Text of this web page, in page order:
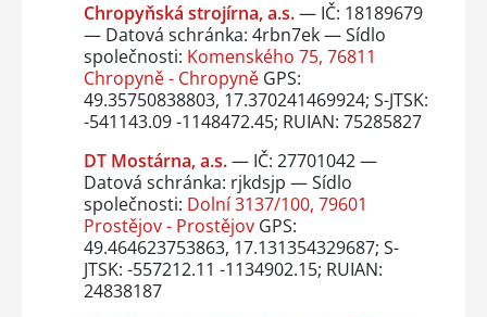
Chropyňská strojírna, a.s.— IČ: 18189679
— Datová schránka: 4rbn7ek — Sídlo
společnosti: Komenského 75, 76811
Chropyně - ChropyněGPS:
49.35750838803, 17.370241469924; S-JTSK:
-541143.09 -1148472.45; RUIAN: 75285827
DT Mostárna, a.s.— IČ: 27701042 —
Datová schránka: rjkdsjp — Sídlo
společnosti: Dolní 3137/100, 79601
Prostějov - ProstějovGPS:
49.464623753863, 17.131354329687; S-
JTSK: -557212.11 -1134902.15; RUIAN:
24838187